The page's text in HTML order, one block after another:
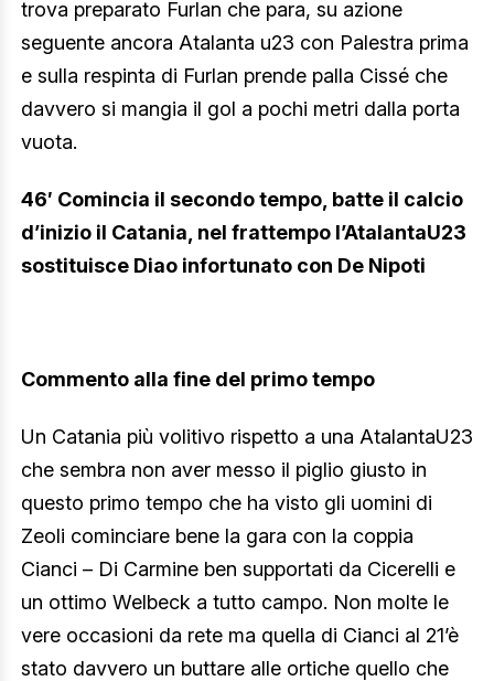
trova preparato Furlan che para, su azione
seguente ancora Atalanta u23 con Palestra prima
e sulla respinta di Furlan prende palla Cissé che
davvero si mangia il gol a pochi metri dalla porta
vuota.
46′ Comincia il secondo tempo, batte il calcio
d’inizio il Catania, nel frattempo l’AtalantaU23
sostituisce Diao infortunato con De Nipoti
Commento alla fine del primo tempo
Un Catania più volitivo rispetto a una AtalantaU23
che sembra non aver messo il piglio giusto in
questo primo tempo che ha visto gli uomini di
Zeoli cominciare bene la gara con la coppia
Cianci – Di Carmine ben supportati da Cicerelli e
un ottimo Welbeck a tutto campo. Non molte le
vere occasioni da rete ma quella di Cianci al 21’è
stato davvero un buttare alle ortiche quello che